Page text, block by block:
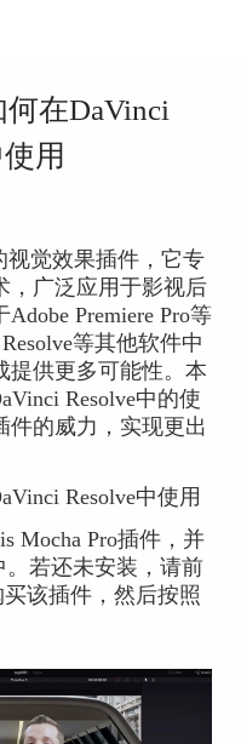
何在DaVinci
用
视觉效果插件，它专
，广泛应用于影视后
Premiere Pro等
等其他软件中
提供更多可能性。本
Resolve中的使
件的威力，实现更出
Resolve中使用
Mocha Pro插件，并
。若还未安装，请前
买该插件，然后按照